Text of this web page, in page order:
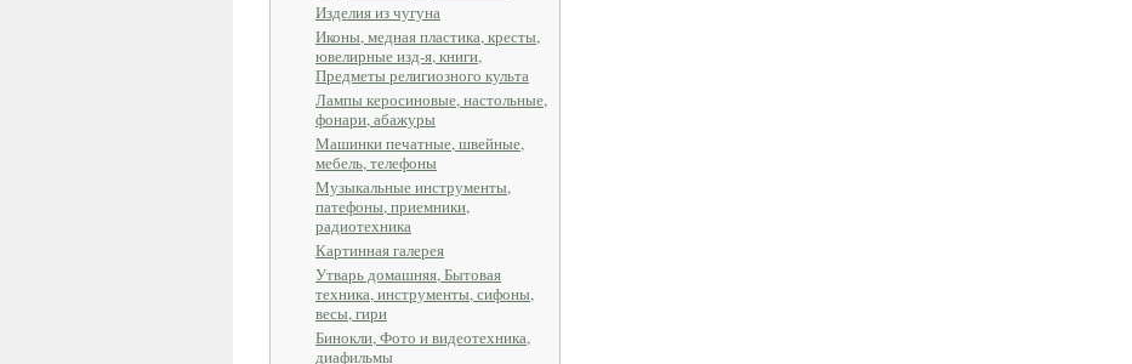
Изделия из чугуна
Иконы, медная пластика, кресты,
ювелирные изд-я, книги,
Предметы религиозного культа
Лампы керосиновые, настольные,
фонари, абажуры
Машинки печатные, швейные,
мебель, телефоны
Музыкальные инструменты,
патефоны, приемники,
радиотехника
Картинная галерея
Утварь домашняя, Бытовая
техника, инструменты, сифоны,
весы, гири
Бинокли, Фото и видеотехника,
диафильмы